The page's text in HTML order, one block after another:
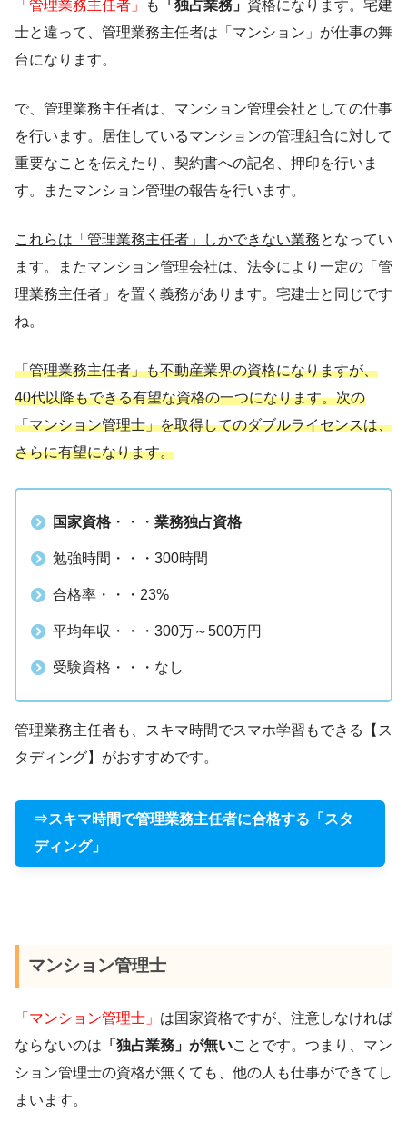
「管理業務主任者」 も 「独占業務」 資格になります。宅建
士と違って、管理業務主任者は「マンション」が仕事の舞
台になります。
で、管理業務主任者は、マンション管理会社としての仕事
を行います。居住しているマンションの管理組合に対して
重要なことを伝えたり、契約書への記名、押印を行いま
す。またマンション管理の報告を行います。
これらは「管理業務主任者」しかできない業務となってい
ます。またマンション管理会社は、法令により一定の「管
理業務主任者」を置く義務があります。宅建士と同じです
ね。
「管理業務主任者」も不動産業界の資格になりますが、
40代以降もできる有望な資格の一つになります。次の
「マンション管理士」を取得してのダブルライセンスは、
さらに有望になります。
国家資格 ・・・ 業務独占資格
勉強時間・・・300時間
合格率・・・23%
平均年収・・・300万～500万円
受験資格・・・なし
管理業務主任者も、スキマ時間でスマホ学習もできる【ス
タディング】がおすすめです。
⇒スキマ時間で管理業務主任者に合格する「スタ
ディング」
マンション管理士
「マンション管理士」 は国家資格ですが、注意しなければ
ならないのは 「独占業務」が無いことです。つまり、マン
ション管理士の資格が無くても、他の人も仕事ができてし
まいます。